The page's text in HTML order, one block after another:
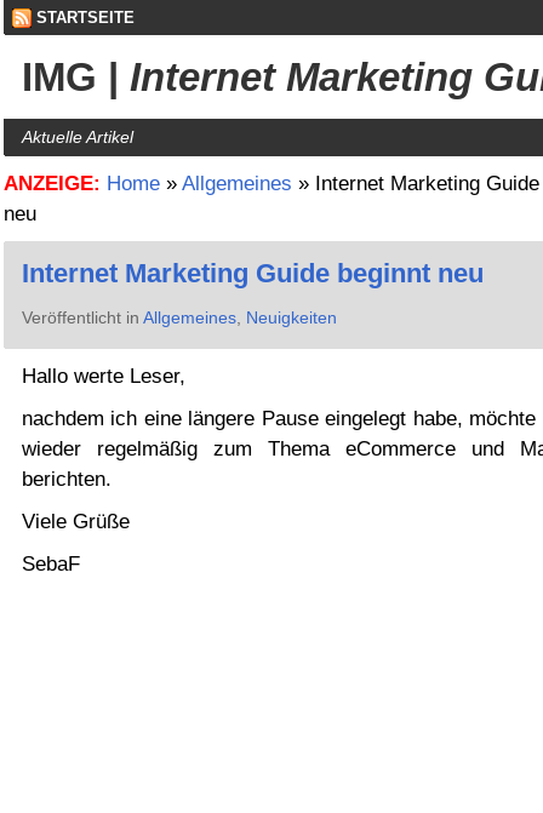
STARTSEITE
IMG | Internet Marketing
Aktuelle Artikel
ANZEIGE: Home» Allgemeines » Internet Marketing
neu
Internet Marketing Guide beginnt neu
Veröffentlicht in Allgemeines, Neuigkeiten
Hallo werte Leser,
nachdem ich eine längere Pause eingelegt habe, möchte
wieder regelmäßig zum Thema eCommerce und
berichten.
Viele Grüße
SebaF